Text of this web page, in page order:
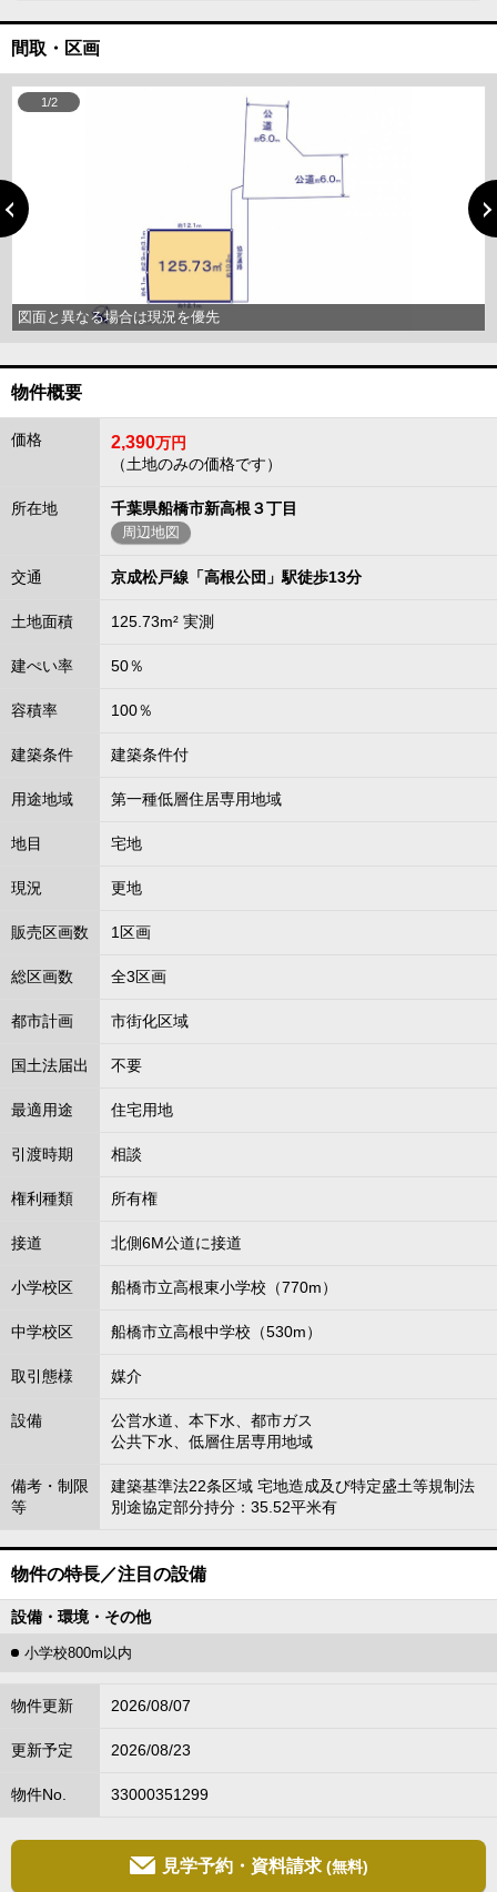
間取・区画
図面と異なる場合は現況を優先
1/2
物件概要
価格 2,390万円
（土地のみの価格です）
所在地 千葉県船橋市新高根３丁目
周辺地図
交通 京成松戸線「高根公団」駅徒歩13分
土地面積 125.73m² 実測
建ぺい率 50％
容積率 100％
建築条件 建築条件付
用途地域 第一種低層住居専用地域
地目 宅地
現況 更地
販売区画数 1区画
総区画数 全3区画
都市計画 市街化区域
国土法届出 不要
最適用途 住宅用地
引渡時期 相談
権利種類 所有権
接道 北側6M公道に接道
小学校区 船橋市立高根東小学校（770m）
中学校区 船橋市立高根中学校（530m）
取引態様 媒介
設備
公営水道、本下水、都市ガス
公共下水、低層住居専用地域
備考・制限
等
建築基準法22条区域 宅地造成及び特定盛土等規制法
別途協定部分持分：35.52平米有
物件の特長／注目の設備
設備・環境・その他
小学校800m以内
物件更新 2026/08/07
更新予定 2026/08/23
物件No. 33000351299
見学予約・資料請求 (無料)